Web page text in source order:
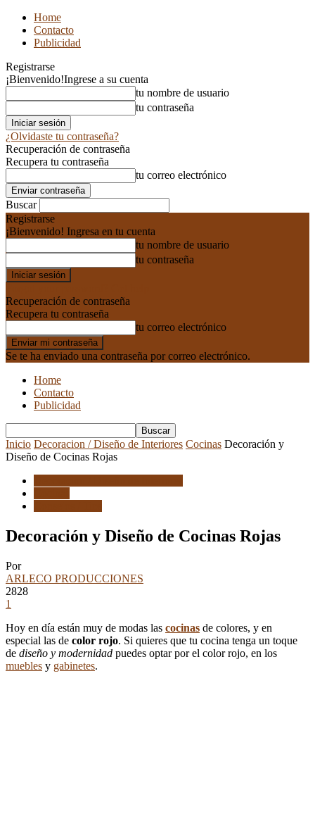
Home
Contacto
Publicidad
Registrarse
¡Bienvenido!Ingrese a su cuenta
tu nombre de usuario
tu contraseña
¿Olvidaste tu contraseña?
Recuperación de contraseña
Recupera tu contraseña
tu correo electrónico
Buscar
Registrarse
¡Bienvenido! Ingresa en tu cuenta
tu nombre de usuario
tu contraseña
Recuperación de contraseña
Recupera tu contraseña
tu correo electrónico
Se te ha enviado una contraseña por correo electrónico.
Home
Contacto
Publicidad
Inicio Decoracion / Diseño de Interiores Cocinas Decoración y
Diseño de Cocinas Rojas
Decoración y Diseño de Cocinas Rojas
Por
ARLECO PRODUCCIONES
2828
1
Hoy en día están muy de modas las cocinas de colores, y en
especial las de color rojo. Si quieres que tu cocina tenga un toque
de diseño y modernidad puedes optar por el color rojo, en los
muebles y gabinetes.